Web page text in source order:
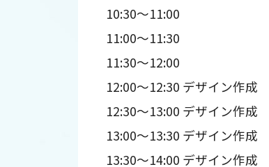
10:30～11:00
11:00～11:30
11:30～12:00
12:00～12:30 デザイン作成
12:30～13:00 デザイン作成
13:00～13:30 デザイン作成
13:30～14:00 デザイン作成